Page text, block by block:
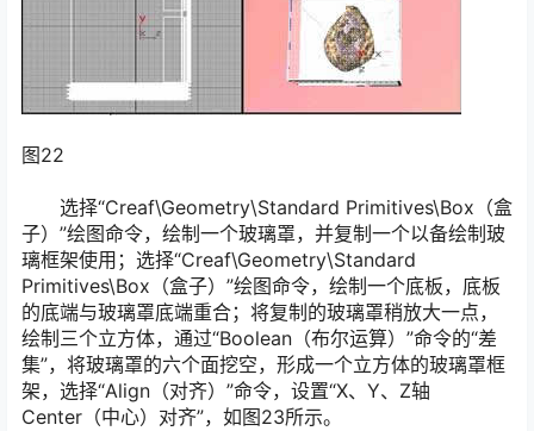
图22
选择“Creaf\Geometry\Standard Primitives\Box（盒
子）”绘图命令，绘制一个玻璃罩，并复制一个以备绘制玻
璃框架使用；选择“Creaf\Geometry\Standard
Primitives\Box（盒子）”绘图命令，绘制一个底板，底板
的底端与玻璃罩底端重合；将复制的玻璃罩稍放大一点，
绘制三个立方体，通过“Boolean（布尔运算）”命令的“差
集”，将玻璃罩的六个面挖空，形成一个立方体的玻璃罩框
架，选择“Align（对齐）”命令，设置“X、Y、Z轴
Center（中心）对齐”，如图23所示。